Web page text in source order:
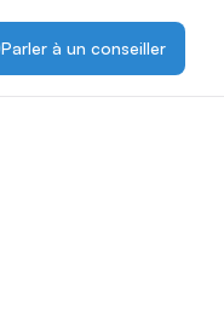
Parler à un conseiller